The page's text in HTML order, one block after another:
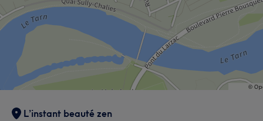
L’instant beauté zen